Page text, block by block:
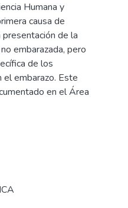
Humana y
causa de
de la
embarazada, pero
de los
embarazo. Este
en el Área